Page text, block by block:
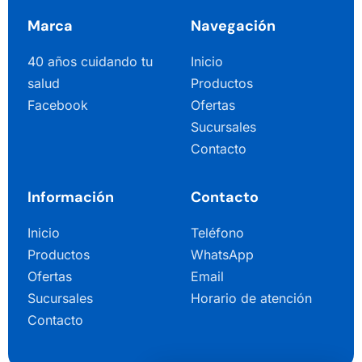
Marca
40 años cuidando tu
salud
Facebook
Navegación
Inicio
Productos
Ofertas
Sucursales
Contacto
Información
Inicio
Productos
Ofertas
Sucursales
Contacto
Contacto
Teléfono
WhatsApp
Email
Horario de atención